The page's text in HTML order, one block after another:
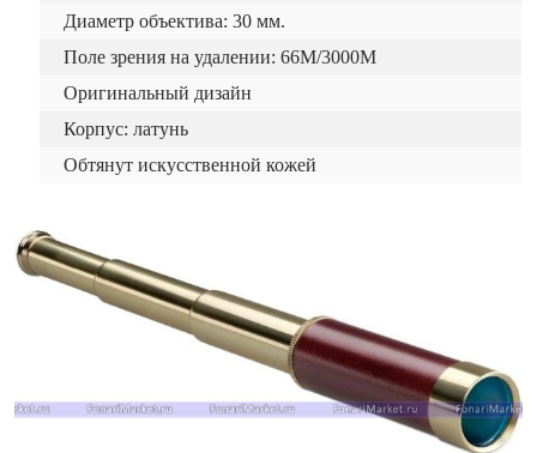
Диаметр объектива: 30 мм.
Поле зрения на удалении: 66M/3000M
Оригинальный дизайн
Корпус: латунь
Обтянут искусственной кожей